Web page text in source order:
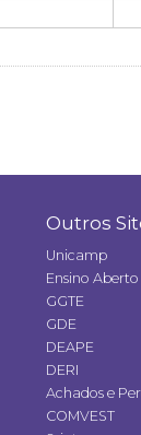
Outros
Unicamp
Ensino Aberto
GGTE
GDE
DEAPE
DERI
Achados e
COMVEST